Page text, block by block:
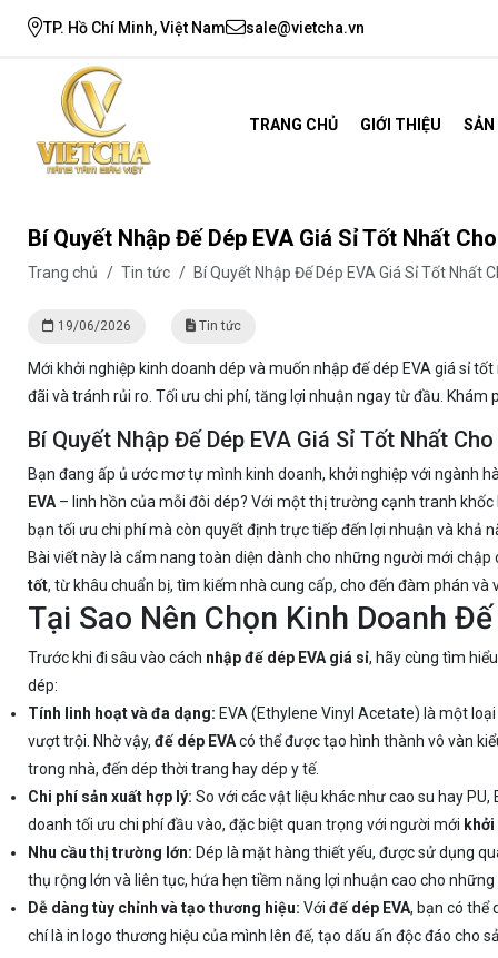
TP. Hồ Chí Minh, Việt Nam sale@vietcha.vn
TRANG CHỦ GIỚI THIỆU
Bí Quyết Nhập Đế Dép EVA Giá Sỉ Tốt Nhất
Trang chủ / Tin tức / Bí Quyết Nhập Đế Dép EVA Giá Sỉ Tốt Nhất
19/06/2026 Tin tức
Mới khởi nghiệp kinh doanh dép và muốn nhập đế dép EVA giá sỉ
đãi và tránh rủi ro. Tối ưu chi phí, tăng lợi nhuận ngay từ đầu. Khám
Bí Quyết Nhập Đế Dép EVA Giá Sỉ Tốt Nhất
Bạn đang ấp ủ ước mơ tự mình kinh doanh, khởi nghiệp với ngành
EVA – linh hồn của mỗi đôi dép? Với một thị trường cạnh tranh
bạn tối ưu chi phí mà còn quyết định trực tiếp đến lợi nhuận và khả
Bài viết này là cẩm nang toàn diện dành cho những người mới
tốt, từ khâu chuẩn bị, tìm kiếm nhà cung cấp, cho đến đàm phán
Tại Sao Nên Chọn Kinh Doanh Đế
Trước khi đi sâu vào cách nhập đế dép EVA giá sỉ, hãy cùng tìm
dép:
Tính linh hoạt và đa dạng: EVA (Ethylene Vinyl Acetate) là một
vượt trội. Nhờ vậy, đế dép EVAcó thể được tạo hình thành vô vàn
trong nhà, đến dép thời trang hay dép y tế.
Chi phí sản xuất hợp lý: So với các vật liệu khác như cao su hay
doanh tối ưu chi phí đầu vào, đặc biệt quan trọng với người mới
Nhu cầu thị trường lớn: Dép là mặt hàng thiết yếu, được sử dụng
thụ rộng lớn và liên tục, hứa hẹn tiềm năng lợi nhuận cao cho
Dễ dàng tùy chỉnh và tạo thương hiệu: Với đế dép EVA, bạn có thể
chí là in logo thương hiệu của mình lên đế, tạo dấu ấn độc đáo cho